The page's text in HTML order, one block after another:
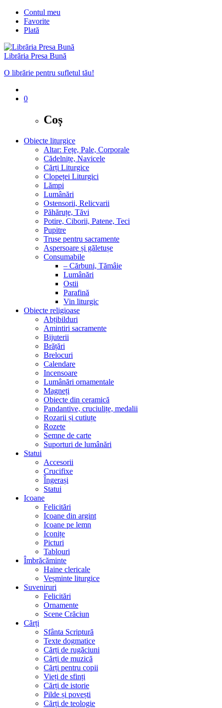
Contul meu
Favorite
Plată
Librăria Presa Bună
O librărie pentru sufletul tău!
0
Coș
Obiecte liturgice
Altar: Fețe, Pale, Corporale
Cădelnițe, Navicele
Cărți Liturgice
Clopeței Liturgici
Lămpi
Lumânări
Ostensorii, Relicvarii
Păhăruțe, Tăvi
Potire, Ciborii, Patene, Teci
Pupitre
Truse pentru sacramente
Aspersoare și găletușe
Consumabile
– Cărbuni, Tămâie
Lumânări
Ostii
Parafină
Vin liturgic
Obiecte religioase
Abțibilduri
Amintiri sacramente
Bijuterii
Brățări
Brelocuri
Calendare
Incensoare
Lumânări ornamentale
Magneți
Obiecte din ceramică
Pandantive, cruciulițe, medalii
Rozarii și cutiuțe
Rozete
Semne de carte
Suporturi de lumânări
Statui
Accesorii
Crucifixe
Îngerași
Statui
Icoane
Felicitări
Icoane din argint
Icoane pe lemn
Iconițe
Picturi
Tablouri
Îmbrăcăminte
Haine clericale
Veșminte liturgice
Suveniruri
Felicitări
Ornamente
Scene Crăciun
Cărți
Sfânta Scriptură
Texte dogmatice
Cărți de rugăciuni
Cărți de muzică
Cărți pentru copii
Vieți de sfinți
Cărți de istorie
Pilde și povești
Cărți de teologie